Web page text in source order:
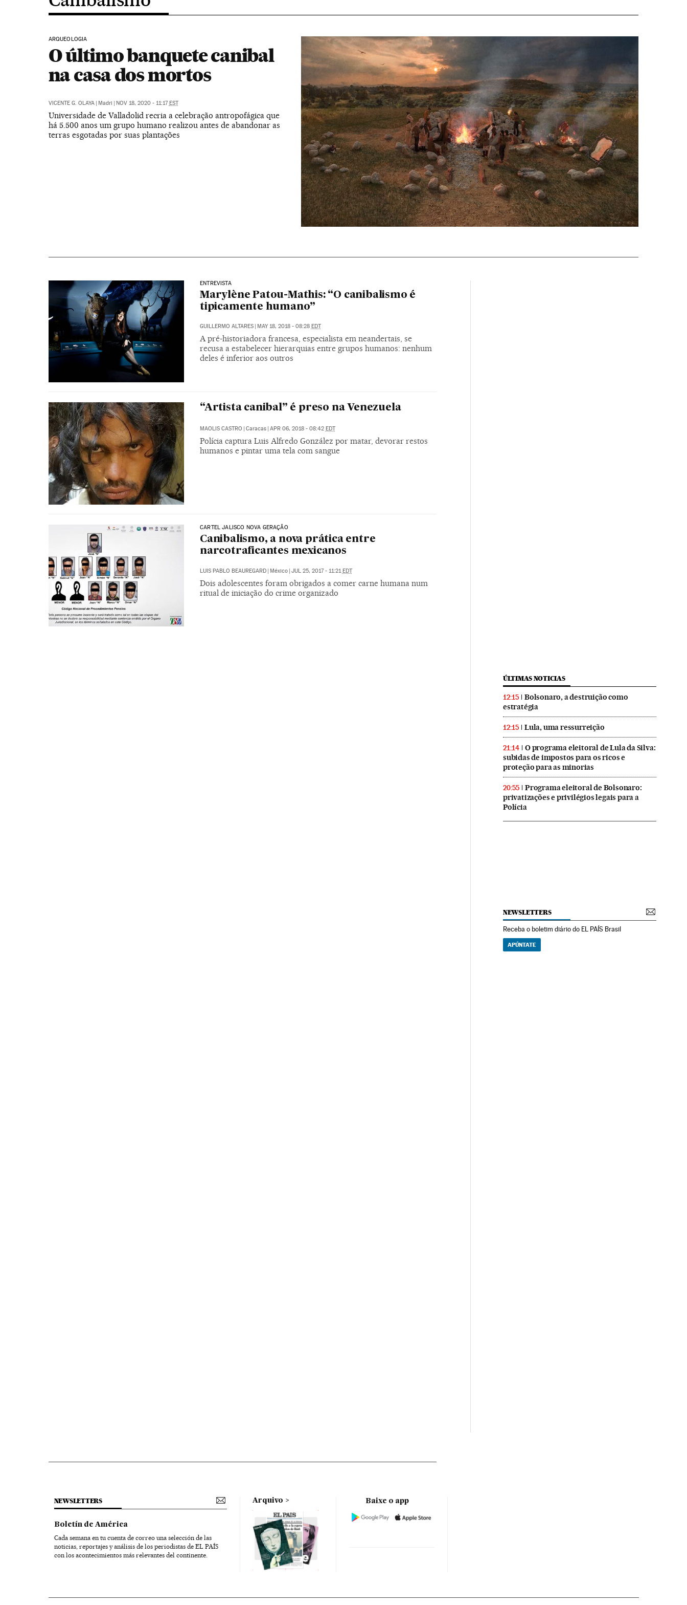
ARQUEOLOGIA
O último banquete canibal
na casa dos mortos
VICENTE G. OLAYA | Madri | NOV 18, 2020 - 11:17EST
Universidade de Valladolid recria a celebração antropofágica que
há 5.500 anos um grupo humano realizou antes de abandonar as
terras esgotadas por suas plantações
ENTREVISTA
Marylène Patou-Mathis: “O canibalismo é
tipicamente humano”
GUILLERMO ALTARES | MAY 18, 2018 - 08:28 EDT
A pré-historiadora francesa, especialista em neandertais, se
recusa a estabelecer hierarquias entre grupos humanos: nenhum
deles é inferior aos outros
“Artista canibal” é preso na Venezuela
MAOLIS CASTRO Caracas APR 06, 2018 - 08:42 EDT
Polícia captura Luis Alfredo González por matar, devorar restos
humanos e pintar uma tela com sangue
CARTEL JALISCO NOVA GERAÇÃO
Canibalismo, a nova prática entre
narcotraficantes mexicanos
LUIS PABLO BEAUREGARD | México | JUL 25, 2017 - 11:21 EDT
Dois adolescentes foram obrigados a comer carne humana num
ritual de iniciação do crime organizado
ÚLTIMAS NOTICIAS
12:15
Bolsonaro, a destruição como
estratégia
12:15 Lula, uma ressurreição
21:14
O programa eleitoral de Lula da Silva:
subidas de impostos para os ricos e
proteção para as minorias
20:55
Programa eleitoral de Bolsonaro:
privatizações e privilégios legais para a
Polícia
NEWSLETTERS
Receba o boletim diário do EL PAÍS Brasil
APÚNTATE
NEWSLETTERS
Boletín de América
Cada semana en tu cuenta de correo una selección de las
noticias, reportajes y análisis de los periodistas de EL PAÍS
con los acontecimientos más relevantes del continente.
Arquivo Baixe o app